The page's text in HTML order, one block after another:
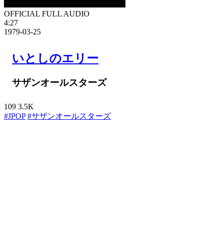
OFFICIAL FULL AUDIO
4:27
1979-03-25
いとしのエリー
サザンオールスターズ
109 3.5K
#JPOP #サザンオールスターズ